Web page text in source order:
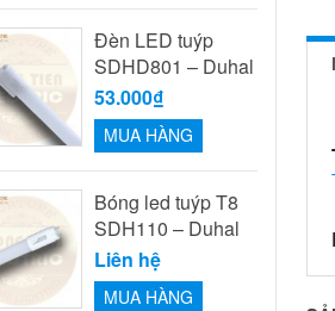
Đèn LED tuýp
SDHD801 – Duhal
53.000₫
MUA HÀNG
Bóng led tuýp T8
SDH110 – Duhal
Liên hệ
MUA HÀNG